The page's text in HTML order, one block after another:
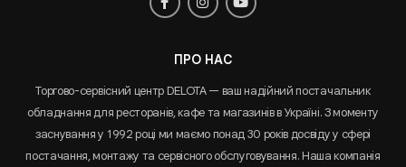
ПРО НАС
Торгово-сервісний центр DELOTA — ваш надійний постачальник
обладнання для ресторанів, кафе та магазинів в Україні. З моменту
заснування у 1992 році ми маємо понад 30 років досвіду у сфері
постачання, монтажу та сервісного обслуговування. Наша компанія